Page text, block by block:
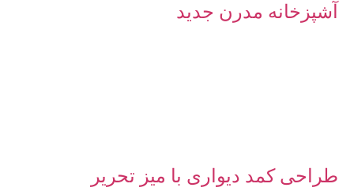
آشپزخانه مدرن جدید
طراحی کمد دیواری با میز تحریر